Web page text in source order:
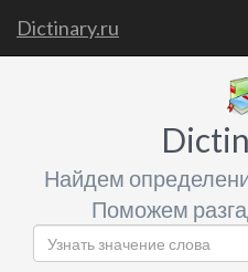
Dictinary.ru
Найдем
Поможем